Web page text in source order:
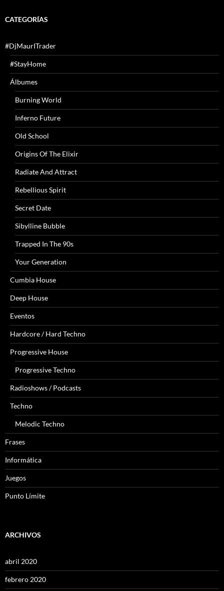
CATEGORÍAS
#DjMaurITrader
#StayHome
Álbumes
Burning World
Inferno Future
Old School
Origins Of The Elixir
Radiate And Attract
Rebellious Spirit
Secret Date
Sibylline Bubble
Trapped In The 90s
Your Generation
Cumbia House
Deep House
Eventos
Hardcore / Hard Techno
Progressive House
Progressive Techno
Radioshows / Podcasts
Techno
Melodic Techno
Frases
Informática
Juegos
Punto Límite
ARCHIVOS
abril 2020
febrero 2020